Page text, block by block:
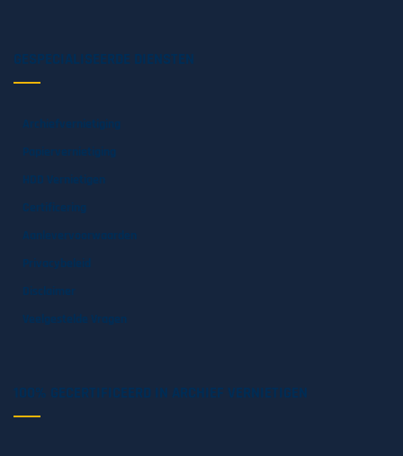
GESPECIALISEERDE DIENSTEN
HDD Vernietigen
Privacybeleid
Veelgestelde Vragen
100% GECERTIFICEERD IN ARCHIEF VERNIETIGEN